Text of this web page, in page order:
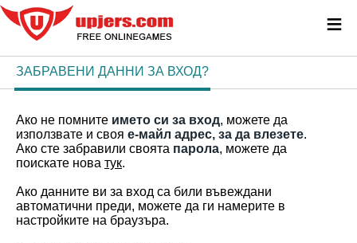
ЗАБРАВЕНИ ДАННИ ЗА ВХОД?
Ако не помните името си за вход, можете да
използвате и своя е-майл адрес, за да влезете.
Ако сте забравили своята парола, можете да
поискате нова тук.
Ако данните ви за вход са били въвеждани
автоматични преди, можете да ги намерите в
настройките на браузъра.
≡